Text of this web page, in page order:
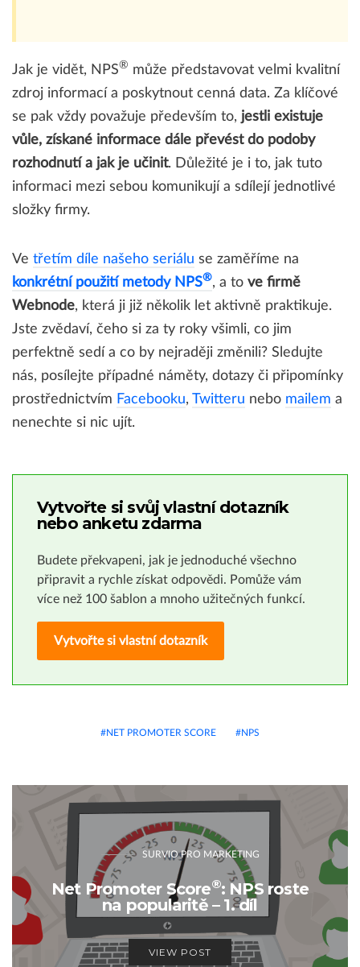
Jak je vidět, NPS® může představovat velmi kvalitní
zdroj informací a poskytnout cenná data. Za klíčové
se pak vždy považuje především to, jestli existuje
vůle, získané informace dále převést do podoby
rozhodnutí a jak je učinit. Důležité je i to, jak tuto
informaci mezi sebou komunikují a sdílejí jednotlivé
složky firmy.
Ve třetím díle našeho seriálu se zaměříme na
konkrétní použití metody NPS®, a to ve firmě
Webnode, která ji již několik let aktivně praktikuje.
Jste zvědaví, čeho si za ty roky všimli, co jim
perfektně sedí a co by nejraději změnili? Sledujte
nás, posílejte případné náměty, dotazy či připomínky
prostřednictvím Facebooku, Twitteru nebo mailem a
nenechte si nic ujít.
Vytvořte si svůj vlastní dotazník
nebo anketu zdarma
Budete překvapeni, jak je jednoduché všechno
připravit a rychle získat odpovědi. Pomůže vám
více než 100 šablon a mnoho užitečných funkcí.
Vytvořte si vlastní dotazník
NET PROMOTER SCORE NPS
SURVIO PRO MARKETING
Net Promoter Score®: NPS roste
na popularitě – 1. díl
VIEW POST